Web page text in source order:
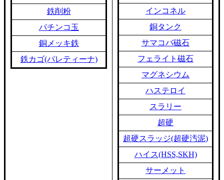
鉄削粉
パチンコ玉
銅メッキ鉄
鉄カゴ(パレティーナ)
インコネル
銅タンク
サマコバ磁石
フェライト磁石
マグネシウム
ハステロイ
スラリー
超硬
超硬スラッジ(超硬汚泥)
ハイス(HSS,SKH)
サーメット